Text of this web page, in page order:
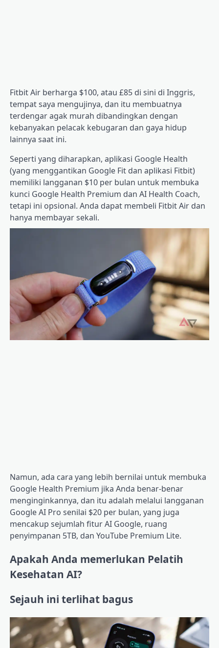
Fitbit Air berharga $100, atau £85 di sini di Inggris,
tempat saya mengujinya, dan itu membuatnya
terdengar agak murah dibandingkan dengan
kebanyakan pelacak kebugaran dan gaya hidup
lainnya saat ini.
Seperti yang diharapkan, aplikasi Google Health
(yang menggantikan Google Fit dan aplikasi Fitbit)
memiliki langganan $10 per bulan untuk membuka
kunci Google Health Premium dan AI Health Coach,
tetapi ini opsional. Anda dapat membeli Fitbit Air dan
hanya membayar sekali.
Namun, ada cara yang lebih bernilai untuk membuka
Google Health Premium jika Anda benar-benar
menginginkannya, dan itu adalah melalui langganan
Google AI Pro senilai $20 per bulan, yang juga
mencakup sejumlah fitur AI Google, ruang
penyimpanan 5TB, dan YouTube Premium Lite.
Apakah Anda memerlukan Pelatih
Kesehatan AI?
Sejauh ini terlihat bagus